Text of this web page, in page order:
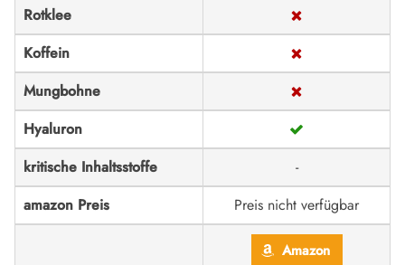
Rotklee
Koffein
Mungbohne
Hyaluron
kritische Inhaltsstoffe
-
amazon Preis
Preis nicht verfügbar
Amazon